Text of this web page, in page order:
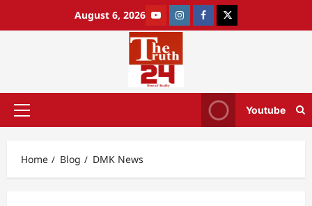
August 6, 2026
Youtube
Home Blog DMK News